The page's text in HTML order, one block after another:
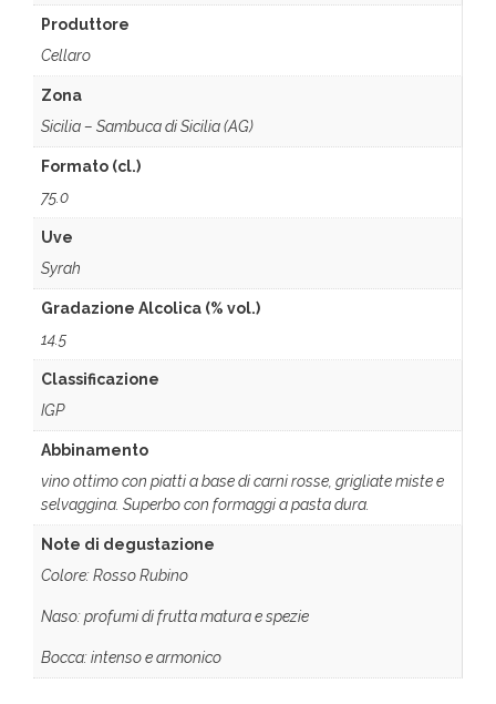
Produttore
Cellaro
Zona
Sicilia – Sambuca di Sicilia (AG)
Formato (cl.)
75.0
Uve
Syrah
Gradazione Alcolica (% vol.)
14.5
Classificazione
IGP
Abbinamento
vino ottimo con piatti a base di carni rosse, grigliate miste e
selvaggina. Superbo con formaggi a pasta dura.
Note di degustazione
Colore: Rosso Rubino
Naso: profumi di frutta matura e spezie
Bocca: intenso e armonico